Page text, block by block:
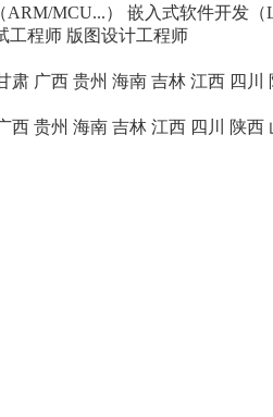
MCU...） 嵌入式软件开发（
工程师 版图设计工程师
肃 广西 贵州 海南 吉林 江西 四川
西 贵州 海南 吉林 江西 四川 陕西